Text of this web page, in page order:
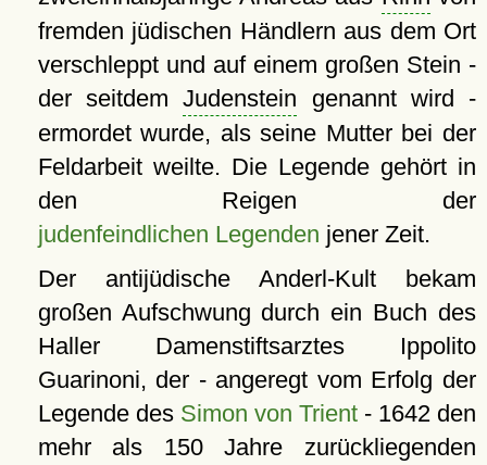
fremden jüdischen Händlern aus dem Ort
verschleppt und auf einem großen Stein -
der seitdemJudenstein genannt wird -
ermordet wurde, als seine Mutter bei der
Feldarbeit weilte. Die Legende gehört in
den Reigen der
judenfeindlichen Legenden jener Zeit.
Der antijüdische Anderl-Kult bekam
großen Aufschwung durch ein Buch des
Haller Damenstiftsarztes Ippolito
Guarinoni, der - angeregt vom Erfolg der
Legende des Simon von Trient- 1642 den
mehr als 150 Jahre zurückliegenden